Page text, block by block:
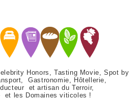
Honors, Tasting Movie, Spot by
Gastronomie, Hôtellerie,
et artisan du Terroir,
et les Domaines viticoles !